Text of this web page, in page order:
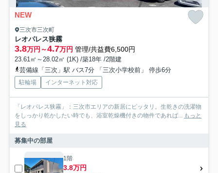
NEW
三次市三次町
レオパレス狭霧
3.8万円～4.7万円 管理/共益費6,500円
23.61㎡～28.02㎡ (1K) /築18年 /2階建
芸備線「三次」駅 バス7分 「三次小学校前」 停歩6分
駐輪場 インターネット対応
「レオパレス狭霧」：三次市エリアの新居にピッタリ。生乾きの洗濯物
をしっかり乾かしたい時でも、浴室乾燥機付きの物件であれば... もっと
見る
募集中の部屋
1階
3.8万円